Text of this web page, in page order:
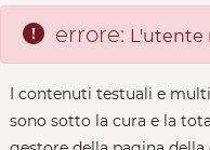
errore: L'utente
I contenuti testuali e
sono sotto la cura e la